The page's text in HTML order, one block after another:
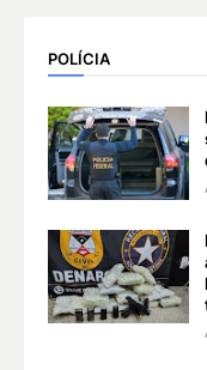
POLÍCIA